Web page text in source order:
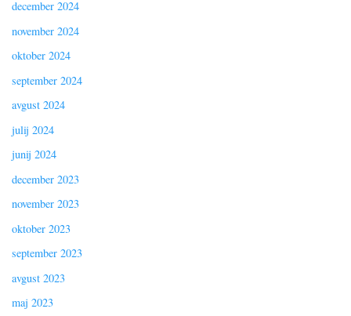
december 2024
november 2024
oktober 2024
september 2024
avgust 2024
julij 2024
junij 2024
december 2023
november 2023
oktober 2023
september 2023
avgust 2023
maj 2023